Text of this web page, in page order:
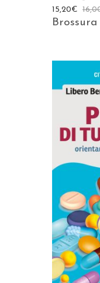
15,20€
Brossura